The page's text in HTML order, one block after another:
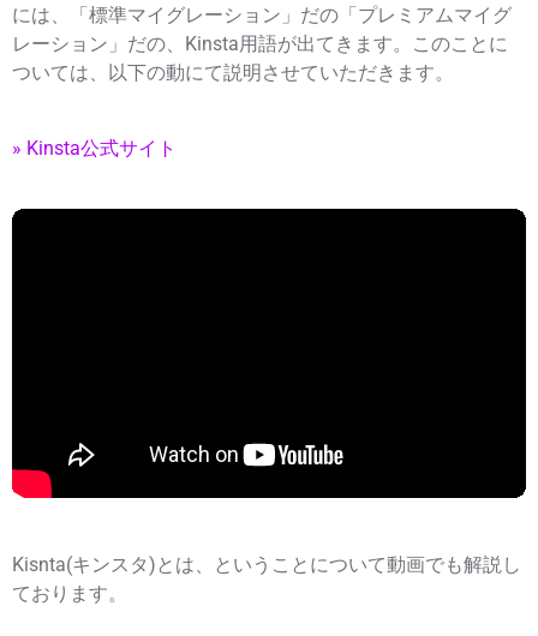
には、「標準マイグレーション」だの「プレミアムマイグ
レーション」だの、Kinsta用語が出てきます。このことに
ついては、以下の動にて説明させていただきます。
» Kinsta公式サイト
Kisnta(キンスタ)とは、ということについて動画でも解説し
ております。